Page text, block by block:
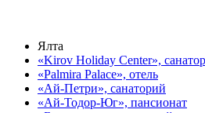
Ялта
«Kirov Holiday Center»,
«Palmira Palace», отель
«Ай-Петри», санаторий
«Ай-Тодор-Юг», пансионат